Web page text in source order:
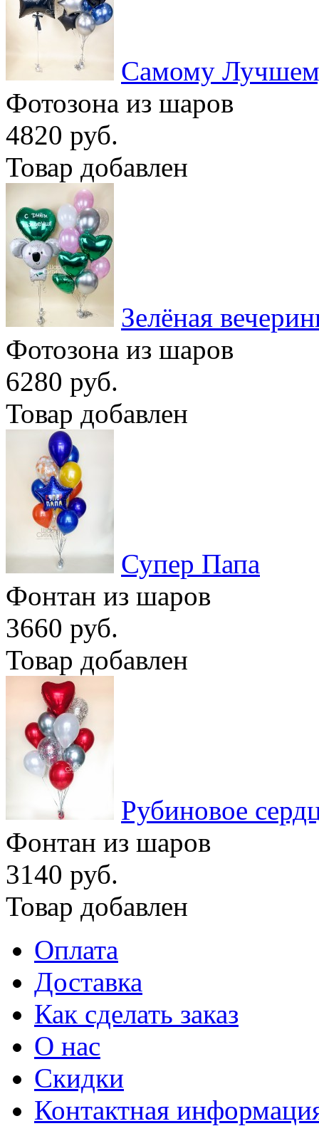
Самому
Фотозона из шаров
4820 руб.
Товар добавлен
Зелёная
Фотозона из шаров
6280 руб.
Товар добавлен
Супер Папа
Фонтан из шаров
3660 руб.
Товар добавлен
Рубиновое
Фонтан из шаров
3140 руб.
Товар добавлен
Оплата
Доставка
Как сделать заказ
О нас
Скидки
Контактная